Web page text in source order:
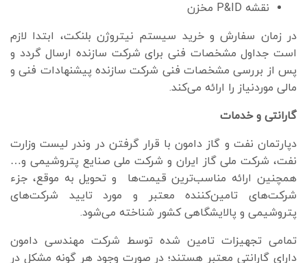
نقشه P&ID مخزن
در زمان سفارش و خرید سیستم نیتروژن بلنکت، ابتدا لازم
است جداول مشخصات فنی برای شرکت سازنده ارسال گردد و
پس از بررسی مشخصات فنی شرکت سازنده پیشنهادات فنی و
مالی موردنیاز را ارائه می‌کند.
گارانتی و خدمات
دپارتمان نفت و گاز دامون با قرار گرفتن در وندر لیست وزارت
نفت، شرکت ملی گاز ایران و شرکت ملی صنایع پتروشیمی و…
همچنین ارائه مناسب‌ترین قیمت‌ها و تحویل به موقع، جزء
شرکت‌های تامین‌کننده معتبر و مورد تایید شرکت‌های
پتروشیمی و پالایشگاهی کشور شناخته می‌شود.
تمامی تجهیزات تامین شده توسط شرکت مهندسی دامون
دارای گارانتی معتبر هستند؛ در صورت وجود هر گونه مشکل در